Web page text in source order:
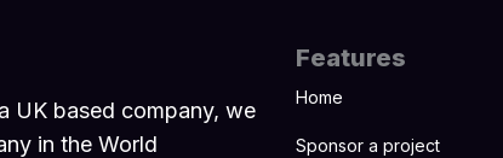
UK based company, we
in the World
Features
Home
Sponsor a project